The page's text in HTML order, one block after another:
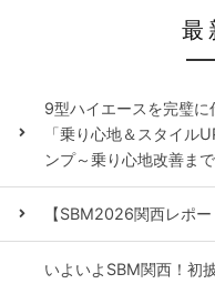
最
9型ハイエースを完璧
「乗り心地＆スタイル
ンプ～乗り心地改善まで
【SBM2026関西レポ
いよいよSBM関西！初